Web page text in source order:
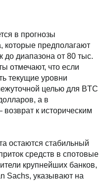
в прогнозы
которые предполагают
до диапазона от 80 тыс.
отмечают, что если
текущие уровни
целью для BTC
а в
к историческим
остаются стабильный
средств в спотовые
крупнейших банков,
Sachs, указывают на